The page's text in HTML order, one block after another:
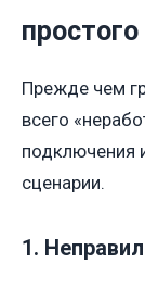
Прежде чем
всего
подключения
сценарии.
1.